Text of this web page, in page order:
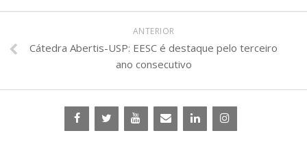
ANTERIOR
Cátedra Abertis-USP: EESC é destaque pelo terceiro
ano consecutivo